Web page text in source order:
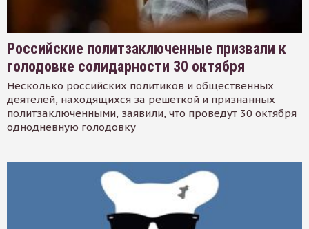
Российские политзаключенные призвали к
голодовке солидарности 30 октября
Несколько российских политиков и общественных
деятелей, находящихся за решеткой и признанных
политзаключенными, заявили, что проведут 30 октября
однодневную голодовку